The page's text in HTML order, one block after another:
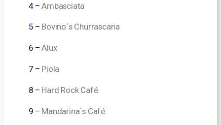
4 – Ambasciata
5 – Bovino´s Churrascaria
6 – Alux
7 – Piola
8 – Hard Rock Café
9 – Mandarina´s Café